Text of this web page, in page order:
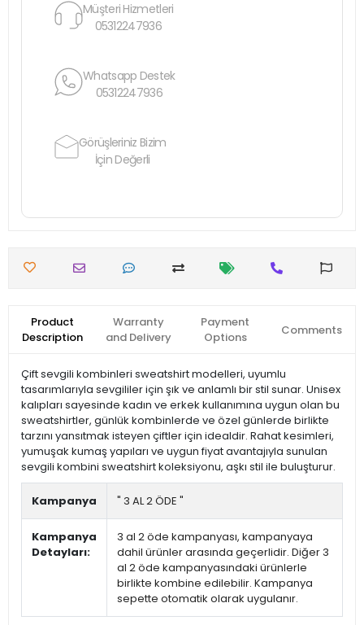
Müşteri Hizmetleri
05312247936
Whatsapp Destek
05312247936
Görüşleriniz Bizim
İçin Değerli
Product
Description
Warranty
and Delivery
Payment
Options
Comments
Çift sevgili kombinleri sweatshirt modelleri, uyumlu
tasarımlarıyla sevgililer için şık ve anlamlı bir stil sunar. Unisex
kalıpları sayesinde kadın ve erkek kullanımına uygun olan bu
sweatshirtler, günlük kombinlerde ve özel günlerde birlikte
tarzını yansıtmak isteyen çiftler için idealdir. Rahat kesimleri,
yumuşak kumaş yapıları ve uygun fiyat avantajıyla sunulan
sevgili kombini sweatshirt koleksiyonu, aşkı stil ile buluşturur.
Kampanya " 3 AL 2 ÖDE "
Kampanya
Detayları:
3 al 2 öde kampanyası, kampanyaya
dahil ürünler arasında geçerlidir. Diğer 3
al 2 öde kampanyasındaki ürünlerle
birlikte kombine edilebilir. Kampanya
sepette otomatik olarak uygulanır.